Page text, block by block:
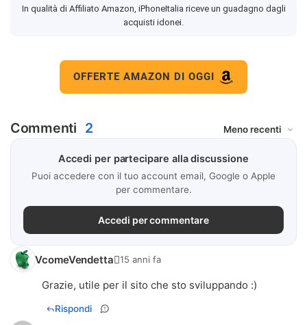
In qualità di Affiliato Amazon, iPhoneItalia riceve un guadagno dagli
acquisti idonei.
OFFERTE AMAZON DI OGGI
Commenti 2
Accedi per partecipare alla discussione
Puoi accedere con il tuo account email, Google o Apple
per commentare.
Accedi per commentare
VcomeVendetta15 anni fa
Grazie, utile per il sito che sto sviluppando :)
Rispondi